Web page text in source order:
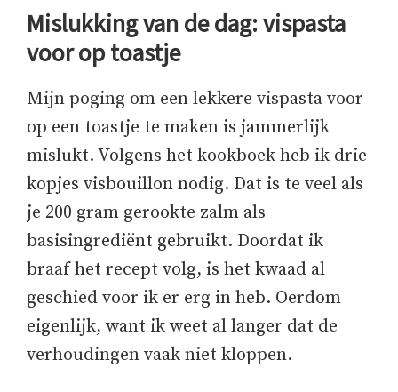
Mislukking van de dag: vispasta
voor op toastje
Mijn poging om een lekkere vispasta voor
op een toastje te maken is jammerlijk
mislukt. Volgens het kookboek heb ik drie
kopjes visbouillon nodig. Dat is te veel als
je 200 gram gerookte zalm als
basisingrediënt gebruikt. Doordat ik
braaf het recept volg, is het kwaad al
geschied voor ik er erg in heb. Oerdom
eigenlijk, want ik weet al langer dat de
verhoudingen vaak niet kloppen.